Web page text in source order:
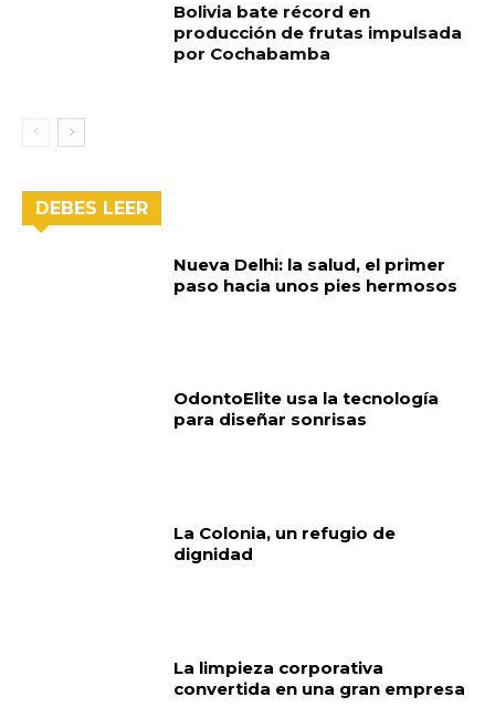
Bolivia bate récord en
producción de frutas impulsada
por Cochabamba
DEBES LEER
Nueva Delhi: la salud, el primer
paso hacia unos pies hermosos
OdontoElite usa la tecnología
para diseñar sonrisas
La Colonia, un refugio de
dignidad
La limpieza corporativa
convertida en una gran empresa